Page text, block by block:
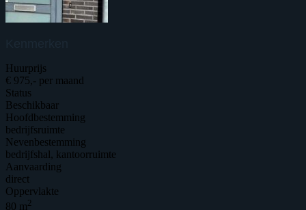
Huurprijs
€ 975,- per maand
Status
Beschikbaar
Hoofdbestemming
bedrijfsruimte
Nevenbestemming
bedrijfshal, kantoorruimte
Aanvaarding
direct
Oppervlakte
80 m2